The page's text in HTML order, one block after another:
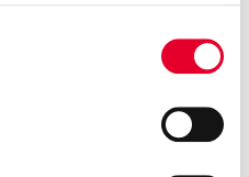
– näin valitset oikein